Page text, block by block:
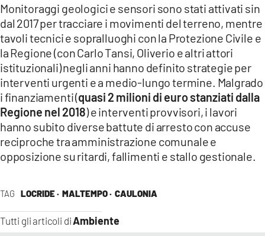
TAG LOCRIDE · MALTEMPO · CAULONIA
Tutti gli articoli diAmbiente
Monitoraggi geologici e sensori sono stati attivati sin
dal 2017 per tracciare i movimenti del terreno, mentre
tavoli tecnici e sopralluoghi con la Protezione Civile e
la Regione (con Carlo Tansi, Oliverio e altri attori
istituzionali) negli anni hanno definito strategie per
interventi urgenti e a medio-lungo termine. Malgrado
i finanziamenti (quasi 2 milioni di euro stanziati dalla
Regione nel 2018) e interventi provvisori, i lavori
hanno subito diverse battute di arresto con accuse
reciproche tra amministrazione comunale e
opposizione su ritardi, fallimenti e stallo gestionale.